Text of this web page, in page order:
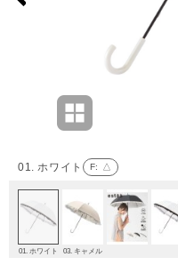
01. ホワイト F: △
01. ホワイト 03. キャメル